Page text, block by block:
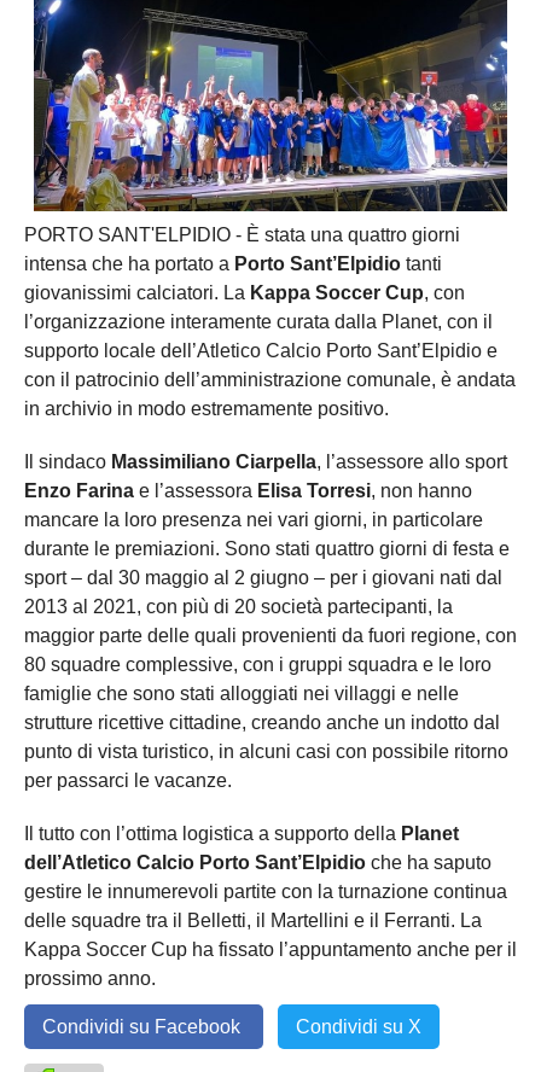
PORTO SANT'ELPIDIO - È stata una quattro giorni
intensa che ha portato a Porto Sant’Elpidio tanti
giovanissimi calciatori. La Kappa Soccer Cup, con
l’organizzazione interamente curata dalla Planet, con il
supporto locale dell’Atletico Calcio Porto Sant’Elpidio e
con il patrocinio dell’amministrazione comunale, è andata
in archivio in modo estremamente positivo.
Il sindaco Massimiliano Ciarpella, l’assessore allo sport
Enzo Farina e l’assessora Elisa Torresi, non hanno
mancare la loro presenza nei vari giorni, in particolare
durante le premiazioni. Sono stati quattro giorni di festa e
sport – dal 30 maggio al 2 giugno – per i giovani nati dal
2013 al 2021, con più di 20 società partecipanti, la
maggior parte delle quali provenienti da fuori regione, con
80 squadre complessive, con i gruppi squadra e le loro
famiglie che sono stati alloggiati nei villaggi e nelle
strutture ricettive cittadine, creando anche un indotto dal
punto di vista turistico, in alcuni casi con possibile ritorno
per passarci le vacanze.
Il tutto con l’ottima logistica a supporto della Planet
dell’Atletico Calcio Porto Sant’Elpidio che ha saputo
gestire le innumerevoli partite con la turnazione continua
delle squadre tra il Belletti, il Martellini e il Ferranti. La
Kappa Soccer Cup ha fissato l’appuntamento anche per il
prossimo anno.
Condividi su Facebook Condividi su X